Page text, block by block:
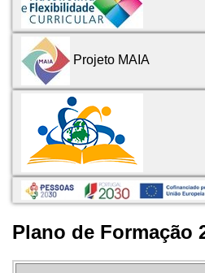
Projeto MAIA
Plano de Formação